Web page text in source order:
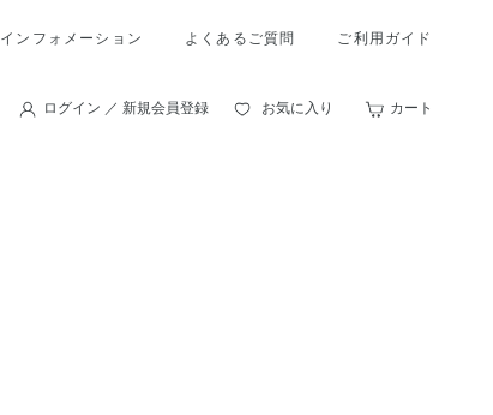
インフォメーション よくあるご質問 ご利用ガイド
ログイン ／ 新規会員登録 お気に入り カート